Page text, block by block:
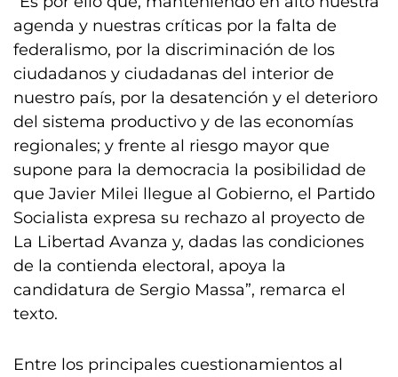
agenda y nuestras críticas por la falta de
federalismo, por la discriminación de los
ciudadanos y ciudadanas del interior de
nuestro país, por la desatención y el deterioro
del sistema productivo y de las economías
regionales; y frente al riesgo mayor que
supone para la democracia la posibilidad de
que Javier Milei llegue al Gobierno, el Partido
Socialista expresa su rechazo al proyecto de
La Libertad Avanza y, dadas las condiciones
de la contienda electoral, apoya la
candidatura de Sergio Massa”, remarca el
texto.
Entre los principales cuestionamientos al